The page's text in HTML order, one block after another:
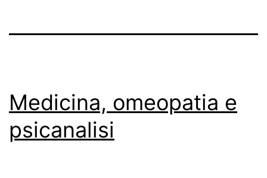
Medicina, omeopatia e
psicanalisi